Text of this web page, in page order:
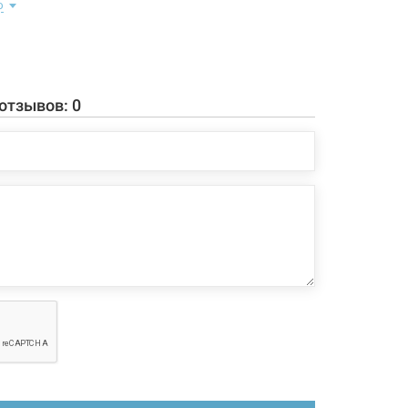
крепление, подводки.
длиной 450 мм с гайкой 3/8"
0